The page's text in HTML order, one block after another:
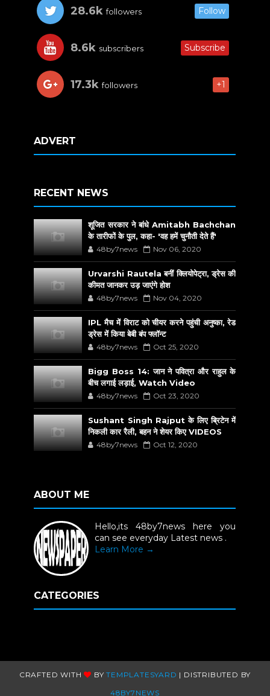
28.6k followers Follow
8.6k subscribers Subscribe
17.3k followers +1
ADVERT
RECENT NEWS
शूजित सरकार ने बांधे Amitabh Bachchan
के तारीफों के पुल, कहा- 'वह हमें चुनौती देते हैं'
48by7news Nov 06, 2020
Urvarshi Rautela बनीं क्लियोपेट्रा, ड्रेस की
कीमत जानकर उड़ जाएंगे होश
48by7news Nov 04, 2020
IPL मैच में विराट को चीयर करने पहुंची अनुष्का, रेड
ड्रेस में किया बेबी बंप फ्लॉन्ट
48by7news Oct 25, 2020
Bigg Boss 14: जान ने पवित्रा और राहुल के
बीच लगाई लड़ाई, Watch Video
48by7news Oct 23, 2020
Sushant Singh Rajput के लिए ब्रिटेन में
निकली कार रैली, बहन ने शेयर किए VIDEOS
48by7news Oct 12, 2020
ABOUT ME
Hello,its 48by7news here you
can see everyday Latest news .
Learn More →
CATEGORIES
CRAFTED WITH BYTEMPLATESYARD | DISTRIBUTED BY
48BY7NEWS